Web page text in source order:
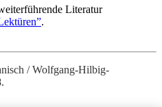
Literatur
.
/ Wolfgang-Hilbig-